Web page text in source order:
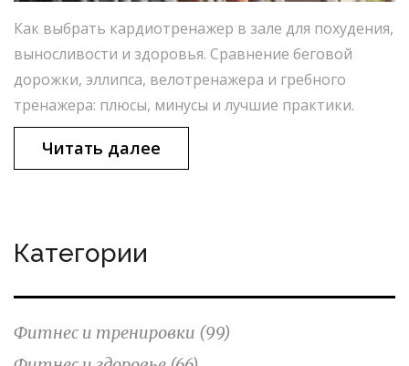
Как выбрать кардиотренажер в зале для похудения,
выносливости и здоровья. Сравнение беговой
дорожки, эллипса, велотренажера и гребного
тренажера: плюсы, минусы и лучшие практики.
Читать далее
Категории
Фитнес и тренировки (99)